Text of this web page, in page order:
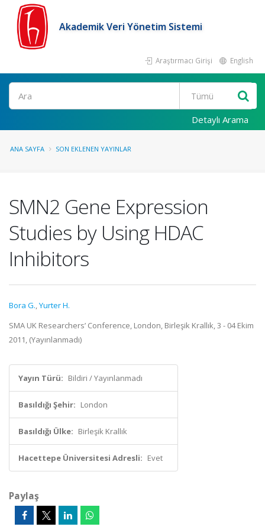
Akademik Veri Yönetim Sistemi
Araştırmacı Girişi English
Ara
Detaylı Arama
ANA SAYFA SON EKLENEN YAYINLAR
SMN2 Gene Expression
Studies by Using HDAC
Inhibitors
Bora G.,Yurter H.
SMA UK Researchers’ Conference, London, Birleşik Krallık, 3 - 04 Ekim
2011, (Yayınlanmadı)
Yayın Türü: Bildiri / Yayınlanmadı
Basıldığı Şehir: London
Basıldığı Ülke: Birleşik Krallık
Hacettepe Üniversitesi Adresli: Evet
Paylaş